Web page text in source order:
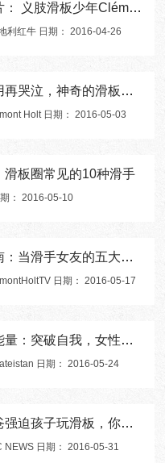
[中文字幕]励志影片： 义肢滑板少年Clément Zannini
利红牛 日期： 2016-04-26
[中文字幕]新手不用再哭泣，神奇的滑板药丸
Holt 日期： 2016-05-03
滑板圈常见的10种滑手
： 2016-05-10
[中文字幕]撩汉指南：当滑手女友的五大禁忌！
日期： 2016-05-17
[中文字幕]滑板正能量：突破自我，女性的自我解放与解脱
日期： 2016-05-24
[中文字幕]蛮横虎爸强迫孩子玩滑板，你会怎么做？
NEWS 日期： 2016-05-31